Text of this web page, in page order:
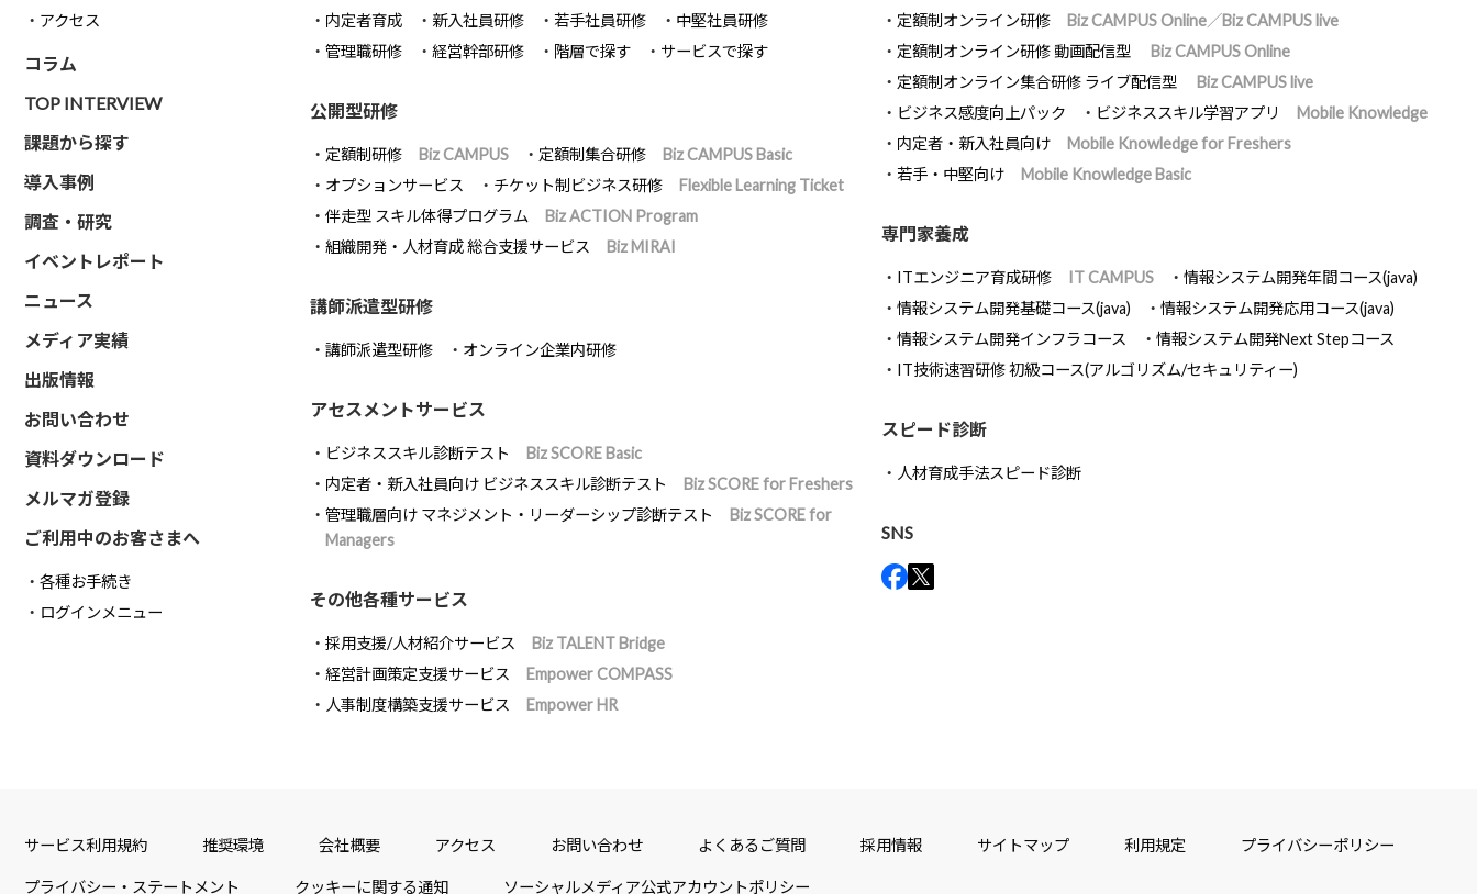
アクセス
コラム
TOP INTERVIEW
課題から探す
導入事例
調査・研究
イベントレポート
ニュース
メディア実績
出版情報
お問い合わせ
資料ダウンロード
メルマガ登録
ご利用中のお客さまへ
各種お手続き
ログインメニュー
内定者育成 新入社員研修 若手社員研修
中堅社員研修
管理職研修
経営幹部研修 階層で探す サービスで探す
公開型研修
定額制研修 Biz CAMPUS 定額制集合研修
Biz CAMPUS Basic
オプションサービス
チケット制ビジネス研修
Flexible Learning Ticket
伴走型 スキル体得プログラム
Biz ACTION Program
組織開発・人材育成 総合支援サービス
Biz MIRAI
講師派遣型研修
講師派遣型研修 オンライン企業内研修
アセスメントサービス
ビジネススキル診断テスト
Biz SCORE Basic
内定者・新入社員向け ビジネススキル診断テスト
Biz SCORE for Freshers
管理職層向け マネジメント・リーダーシップ診断テスト
Biz SCORE for
Managers
その他各種サービス
採用支援/人材紹介サービス
Biz TALENT Bridge
経営計画策定支援サービス
Empower COMPASS
人事制度構築支援サービス
Empower HR
定額制オンライン研修
Biz CAMPUS Online／Biz CAMPUS live
定額制オンライン研修 動画配信型
Biz CAMPUS Online
定額制オンライン集合研修 ライブ配信型
Biz CAMPUS live
ビジネス感度向上パック
ビジネススキル学習アプリ
Mobile Knowledge
内定者・新入社員向け
Mobile Knowledge for Freshers
若手・中堅向け
Mobile Knowledge Basic
専門家養成
ITエンジニア育成研修 IT CAMPUS
情報システム開発年間コース(java)
情報システム開発基礎コース(java)
情報システム開発応用コース(java)
情報システム開発インフラコース
情報システム開発Next Stepコース
IT技術速習研修 初級コース(アルゴリズム/セキュリティー)
スピード診断
人材育成手法スピード診断
SNS
サービス利用規約 推奨環境 会社概要 アクセス お問い合わせ よくあるご質問 採用情報 サイトマップ 利用規定 プライバシーポリシー
プライバシー・ステートメント クッキーに関する通知 ソーシャルメディア公式アカウントポリシー